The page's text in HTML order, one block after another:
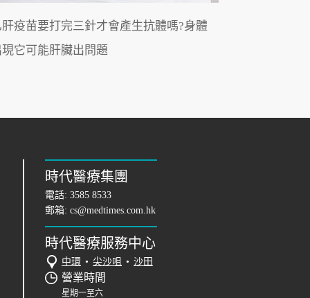
疫苗要打完三針才會產生抗體嗎?身體
它可能肝臟出問題
時代醫療集團
電話: 3585 8533
郵箱: cs@medtimes.com.hk
時代醫療服務中心
中環 • 尖沙咀 • 沙田
營業時間
星期一至六